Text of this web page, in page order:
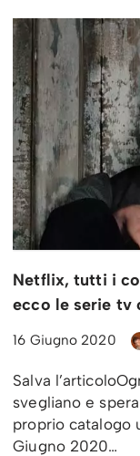
Netflix, tutti i
ecco le serie tv
16 Giugno 2020
Salva
svegliano e
proprio catalogo
Giugno 2020…